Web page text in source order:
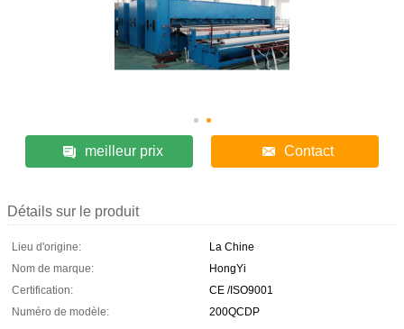
meilleur prix Contact
Détails sur le produit
Lieu d'origine:
La Chine
Nom de marque:
HongYi
Certification:
CE /ISO9001
Numéro de modèle:
200QCDP